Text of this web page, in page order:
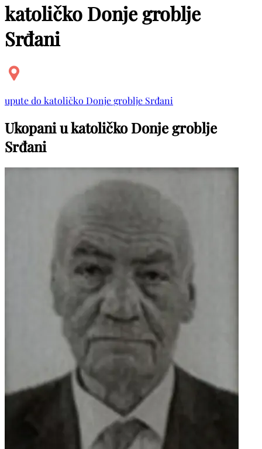
katoličko Donje groblje
Srđani
upute do katoličko Donje groblje Srđani
Ukopani u katoličko Donje groblje
Srđani